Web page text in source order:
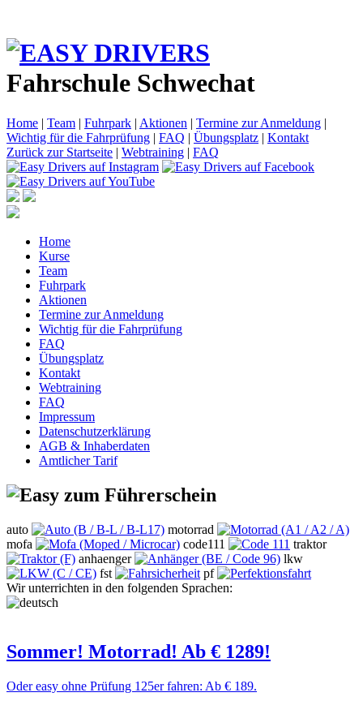
Fahrschule Schwechat
Home | Team | Fuhrpark | Aktionen | Termine zur Anmeldung |
Wichtig für die Fahrprüfung | FAQ | Übungsplatz | Kontakt
Zurück zur Startseite | Webtraining | FAQ
Home
Kurse
Team
Fuhrpark
Aktionen
Termine zur Anmeldung
Wichtig für die Fahrprüfung
FAQ
Übungsplatz
Kontakt
Webtraining
FAQ
Impressum
Datenschutzerklärung
AGB & Inhaberdaten
Amtlicher Tarif
auto
motorrad
mofa
code111
traktor
anhaenger
lkw
fst
pf
Wir unterrichten in den folgenden Sprachen:
Sommer! Motorrad! Ab € 1289!
Oder easy ohne Prüfung 125er fahren: Ab € 189.